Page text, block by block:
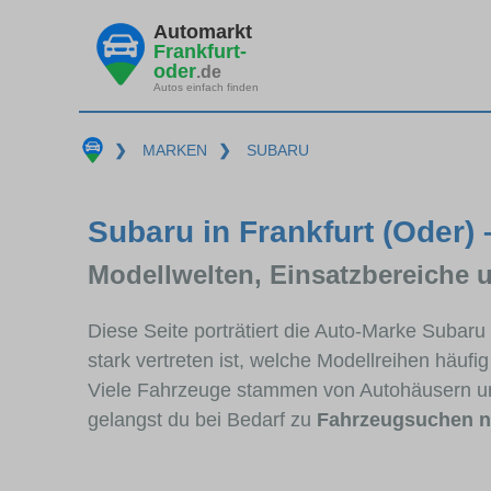
Automarkt
Frankfurt-
oder.de
Autos einfach finden
❯ MARKEN ❯ SUBARU
Subaru in Frankfurt (Oder)
Modellwelten, Einsatzbereiche
Diese Seite porträtiert die Auto-Marke
stark vertreten ist, welche Modellreihen
Viele Fahrzeuge stammen von Autohäusern
gelangst du bei Bedarf zu Fahrzeugsuchen